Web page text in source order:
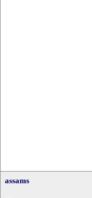
assams